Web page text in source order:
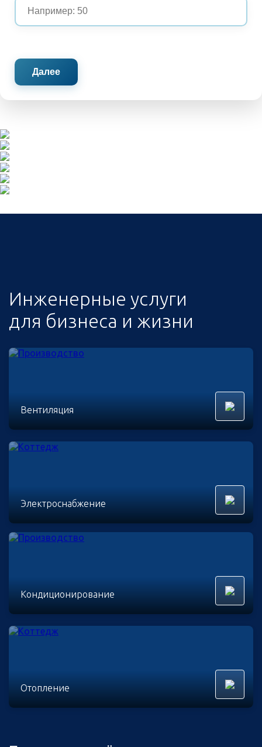
Далее
Инженерные услуги
для бизнеса и жизни
Вентиляция
Электроснабжение
Кондиционирование
Отопление